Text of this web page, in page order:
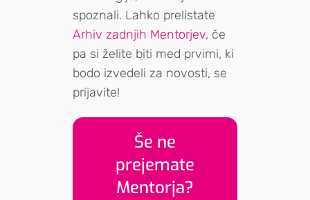
spoznali. Lahko prelistate
Arhiv zadnjih Mentorjev, če
pa si želite biti med prvimi, ki
bodo izvedeli za novosti, se
prijavite!
Še ne
prejemate
Mentorja?